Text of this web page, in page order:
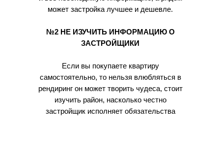
может застройка лучшее и дешевле.
№2 НЕ ИЗУЧИТЬ ИНФОРМАЦИЮ О
ЗАСТРОЙЩИКИ
Если вы покупаете квартиру
самостоятельно, то нельзя влюбляться в
рендиринг он может творить чудеса, стоит
изучить район, насколько честно
застройщик исполняет обязательства